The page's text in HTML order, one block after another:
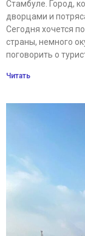
Стамбуле. Город,
дворцами и
Сегодня хочется
страны, немного
поговорить о
Читать